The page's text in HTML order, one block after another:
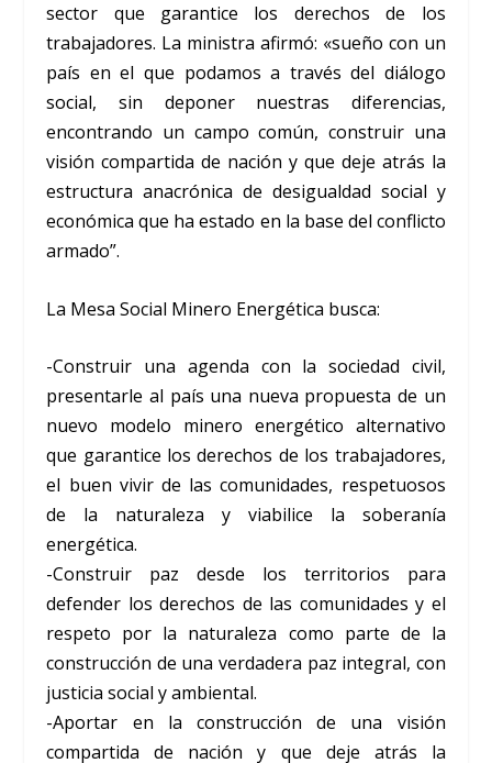
sector que garantice los derechos de los
trabajadores. La ministra afirmó: «sueño con un
país en el que podamos a través del diálogo
social, sin deponer nuestras diferencias,
encontrando un campo común, construir una
visión compartida de nación y que deje atrás la
estructura anacrónica de desigualdad social y
económica que ha estado en la base del conflicto
armado”.
La Mesa Social Minero Energética busca:
-Construir una agenda con la sociedad civil,
presentarle al país una nueva propuesta de un
nuevo modelo minero energético alternativo
que garantice los derechos de los trabajadores,
el buen vivir de las comunidades, respetuosos
de la naturaleza y viabilice la soberanía
energética.
-Construir paz desde los territorios para
defender los derechos de las comunidades y el
respeto por la naturaleza como parte de la
construcción de una verdadera paz integral, con
justicia social y ambiental.
-Aportar en la construcción de una visión
compartida de nación y que deje atrás la